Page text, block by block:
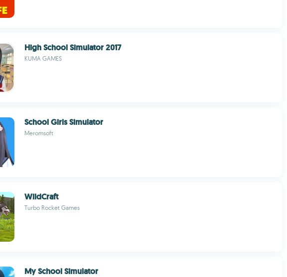
High School Simulator 2017
KUMA GAMES
School Girls Simulator
Meromsoft
WildCraft
Turbo Rocket Games
My School Simulator